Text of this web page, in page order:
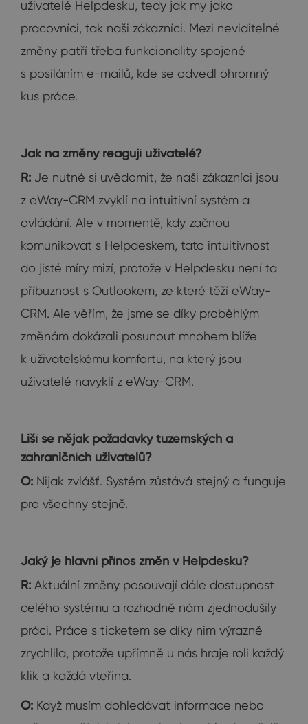
uživatelé Helpdesku, tedy jak my jako
pracovníci, tak naši zákazníci. Mezi neviditelné
změny patří třeba funkcionality spojené
s posíláním e-mailů, kde se odvedl ohromný
kus práce.
Jak na změny reagují uživatelé?
R: Je nutné si uvědomit, že naši zákazníci jsou
z eWay-CRM zvyklí na intuitivní systém a
ovládání. Ale v momentě, kdy začnou
komunikovat s Helpdeskem, tato intuitivnost
do jisté míry mizí, protože v Helpdesku není ta
příbuznost s Outlookem, ze které těží eWay-
CRM. Ale věřím, že jsme se díky proběhlým
změnám dokázali posunout mnohem blíže
k uživatelskému komfortu, na který jsou
uživatelé navyklí z eWay-CRM.
Liší se nějak požadavky tuzemských a
zahraničních uživatelů?
O: Nijak zvlášť. Systém zůstává stejný a funguje
pro všechny stejně.
Jaký je hlavní přínos změn v Helpdesku?
R: Aktuální změny posouvají dále dostupnost
celého systému a rozhodně nám zjednodušily
práci. Práce s ticketem se díky nim výrazně
zrychlila, protože upřímně u nás hraje roli každý
klik a každá vteřina.
O: Když musím dohledávat informace nebo